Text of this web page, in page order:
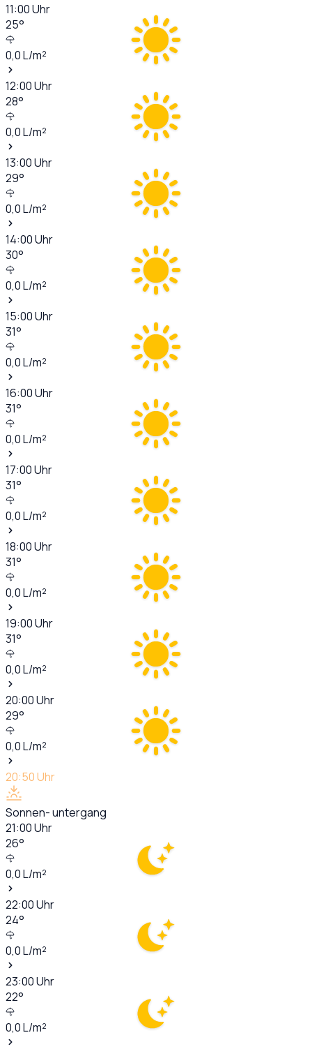
11:00Uhr
25°
0,0L/m²
12:00Uhr
28°
0,0L/m²
13:00Uhr
29°
0,0L/m²
14:00Uhr
30°
0,0L/m²
15:00Uhr
31°
0,0L/m²
16:00Uhr
31°
0,0L/m²
17:00Uhr
31°
0,0L/m²
18:00Uhr
31°
0,0L/m²
19:00Uhr
31°
0,0L/m²
20:00Uhr
29°
0,0L/m²
20:50Uhr
Sonnen- untergang
21:00Uhr
26°
0,0L/m²
22:00Uhr
24°
0,0L/m²
23:00Uhr
22°
0,0L/m²